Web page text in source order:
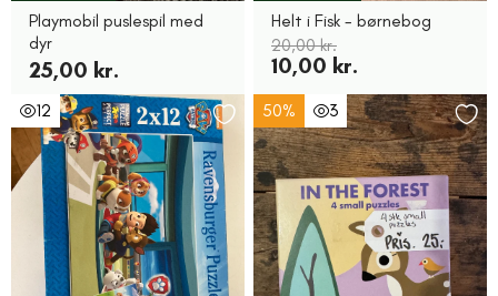
Playmobil puslespil med
dyr
25,00 kr.
Helt i Fisk - børnebog
20,00 kr.
10,00 kr.
12 50% 3